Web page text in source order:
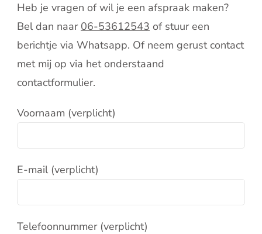
Heb je vragen of wil je een afspraak maken?
Bel dan naar 06-53612543 of stuur een
berichtje via Whatsapp. Of neem gerust contact
met mij op via het onderstaand
contactformulier.
Voornaam (verplicht)
E-mail (verplicht)
Telefoonnummer (verplicht)